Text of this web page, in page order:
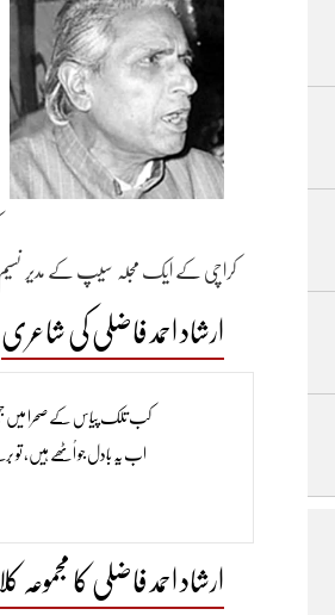
کراچی کے ایک مجلہ سیپ کے مدیر نسیم
دی ۔
ڈبائیوی کے نام سے شاعری کرتے تھے
پائی۔ امید فاضلی نے فنِ شاعری میں
ضرب المثل کا درجہ رکھتے ہیں۔
ارشاد احمد فاضلی کی شاعری
کب تلک پیاس کے صحرا میں
اب یہ بادل جو اُٹھے ہیں، تو
ارشاد احمد فاضلی کا مجموعہ